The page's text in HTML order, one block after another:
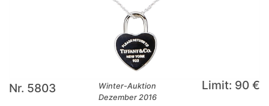
Nr. 5803
Winter-Auktion
Dezember 2016
Limit: 90 €